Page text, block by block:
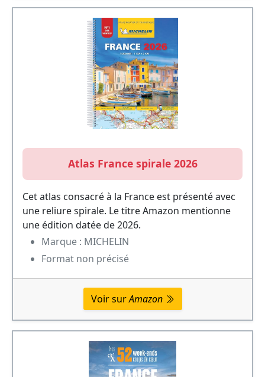
Atlas France spirale 2026
Cet atlas consacré à la France est présenté avec
une reliure spirale. Le titre Amazon mentionne
une édition datée de 2026.
Marque : MICHELIN
Format non précisé
Voir surAmazon